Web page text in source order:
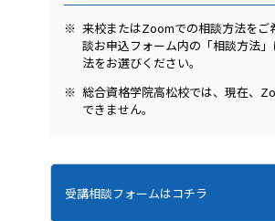
来校またはZoomでの相談方法をご
談お申込フォーム内の「相談方法
法をお選びください。
総合資格学院高松校では、現在、
できません。
受講相談フォームはコチラ